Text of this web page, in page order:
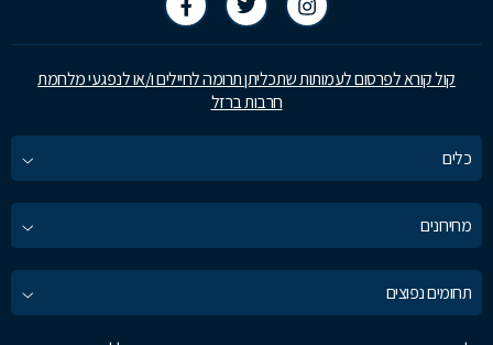
קול קורא לפרסום לעמותות שתכליתן תרומה לחיילים ו/או לנפגעי מלחמת
חרבות ברזל
כלים
מחירונים
תחומים נפוצים